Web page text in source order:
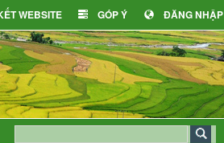
ĐĂNG NHẬP
GÓP Ý
WEBSITE